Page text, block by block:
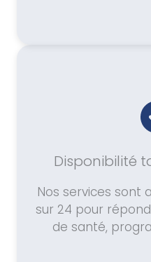
Disponibilité
Nos services sont
sur 24 pour
de santé,